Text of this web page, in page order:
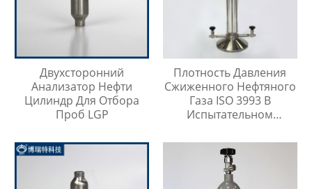
Двухсторонний
Анализатор Нефти
Цилиндр Для Отбора
Проб LGP
Плотность Давления
Сжиженного Нефтяного
Газа ISO 3993 В
Испытательном
Углеводородов